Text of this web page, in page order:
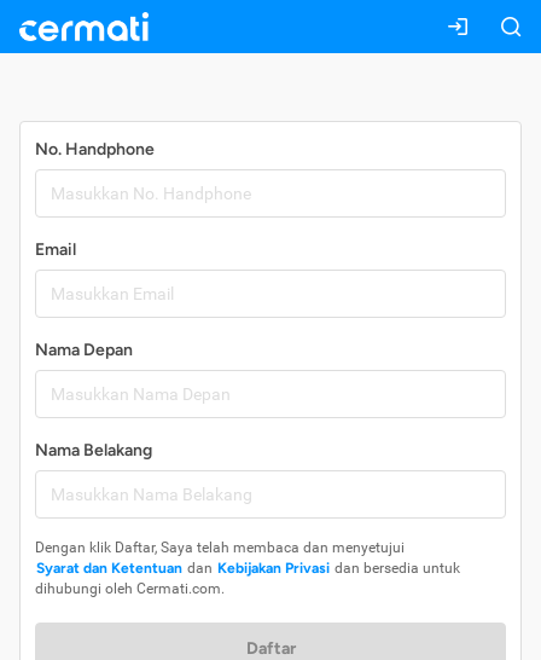
No. Handphone
Email
Nama Depan
Nama Belakang
Dengan klik Daftar, Saya telah membaca dan menyetujui
Syarat dan Ketentuan dan Kebijakan Privasi dan bersedia untuk
dihubungi oleh Cermati.com.
Daftar